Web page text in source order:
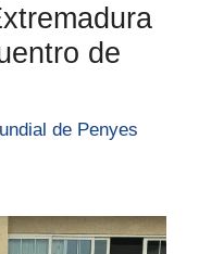
de
de Penyes